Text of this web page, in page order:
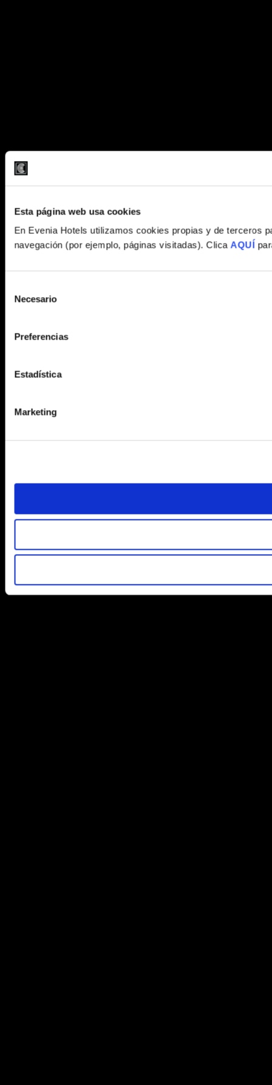
Esta página web usa cookies
En Evenia Hotels utilizamos cookies propias y de terceros
navegación (por ejemplo, páginas visitadas). ClicaAQUÍ
Necesario
Preferencias
Estadística
Marketing